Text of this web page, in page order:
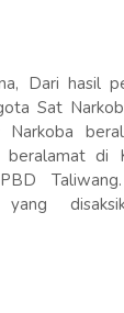
Dari hasil
Sat
di
yang